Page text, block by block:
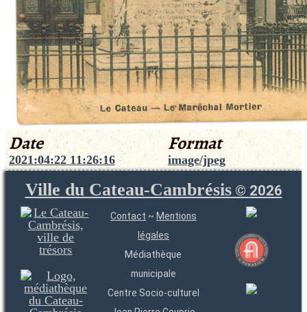
Date
2021:04:22 11:26:16
Format
image/jpeg
Ville du Cateau-Cambrésis© 2026
Contact ~ Mentions
légales
Médiathèque
municipale
Centre Socio-culturel